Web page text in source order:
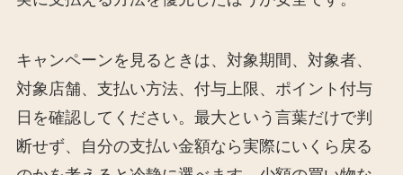
キャンペーンを見るときは、対象期間、対象者、
対象店舗、支払い方法、付与上限、ポイント付与
日を確認してください。最大という言葉だけで判
断せず、自分の支払い金額なら実際にいくら戻る